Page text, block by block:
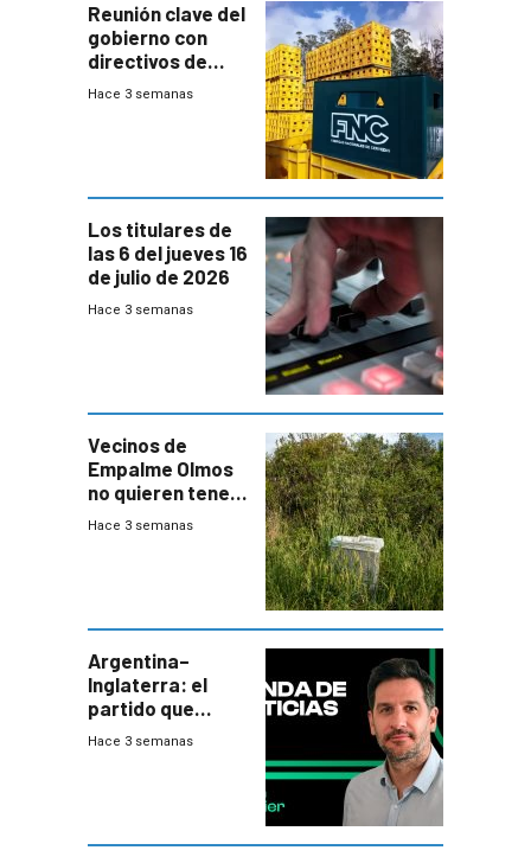
Reunión clave del
gobierno con
directivos de
Fábricas
Hace 3 semanas
Los titulares de
las 6 del jueves 16
de julio de 2026
Hace 3 semanas
Vecinos de
Empalme Olmos
no quieren tener
cerca una planta
departamental
Hace 3 semanas
Argentina–
Inglaterra: el
partido que
nunca termina
Hace 3 semanas